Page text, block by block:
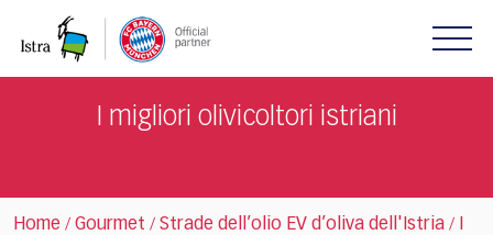
note:
I migliori olivicoltori istriani
Home / Gourmet / Strade dell’olio EV d’oliva dell'Istria /